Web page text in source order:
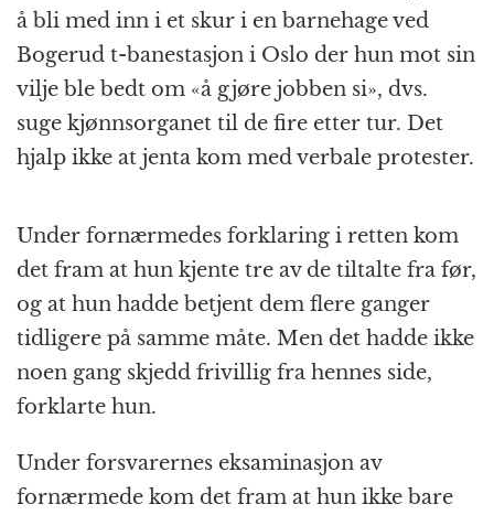
å bli med inn i et skur i en barnehage ved
Bogerud t-banestasjon i Oslo der hun mot sin
vilje ble bedt om «å gjøre jobben si», dvs.
suge kjønnsorganet til de fire etter tur. Det
hjalp ikke at jenta kom med verbale protester.
Under fornærmedes forklaring i retten kom
det fram at hun kjente tre av de tiltalte fra før,
og at hun hadde betjent dem flere ganger
tidligere på samme måte. Men det hadde ikke
noen gang skjedd frivillig fra hennes side,
forklarte hun.
Under forsvarernes eksaminasjon av
fornærmede kom det fram at hun ikke bare